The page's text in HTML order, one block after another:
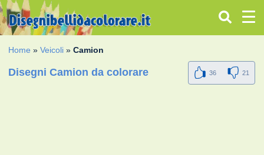
Home »Veicoli »Camion
Disegni Camion da colorare 36 21